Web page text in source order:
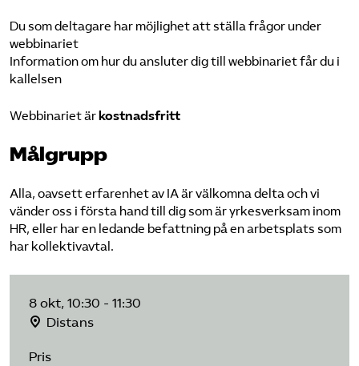
Du som deltagare har möjlighet att ställa frågor under
webbinariet
Information om hur du ansluter dig till webbinariet får du i
kallelsen
Webbinariet är kostnadsfritt
Målgrupp
Alla, oavsett erfarenhet av IA är välkomna delta och vi
vänder oss i första hand till dig som är yrkesverksam inom
HR, eller har en ledande befattning på en arbetsplats som
har kollektivavtal.
8 okt, 10:30 - 11:30
Distans
Pris